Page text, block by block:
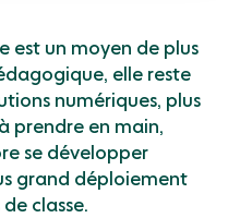
est un moyen de plus
elle reste
numériques, plus
prendre en main,
se développer
grand déploiement
classe.